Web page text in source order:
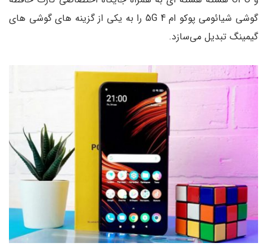
گوشی شیائومی پوکو ام 4 5G را به یکی از گزینه های گوشی های
گیمینگ تبدیل می‌‎سازد.